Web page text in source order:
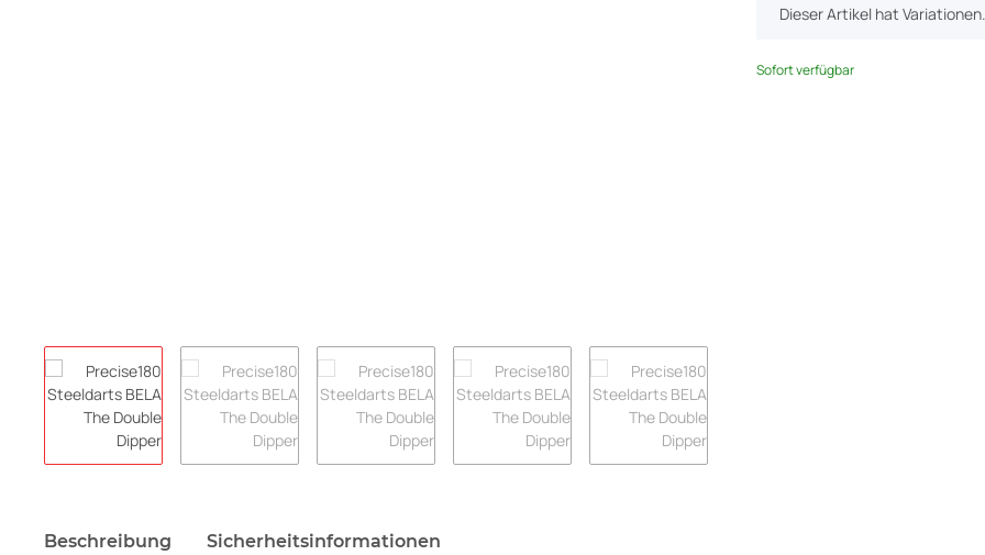
x
Dieser Artikel hat
Sofort verfügbar
Beschreibung Sicherheitsinformationen